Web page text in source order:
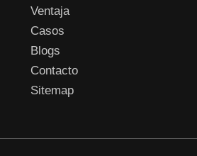
Ventaja
Casos
Blogs
Contacto
Sitemap